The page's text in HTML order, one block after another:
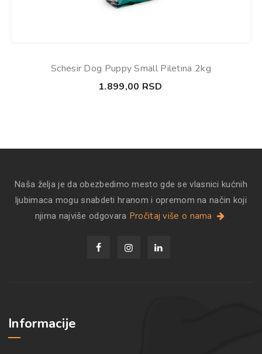
Schesir Dog Puppy Small Piletina 2kg
1.899,00 RSD
Naša želja je da obezbedimo mesto gde se vlasnici kućnih
ljubimaca mogu snabdeti hranom i opremom na način koji
njima najviše odgovara Pročitaj više o nama
Informacije